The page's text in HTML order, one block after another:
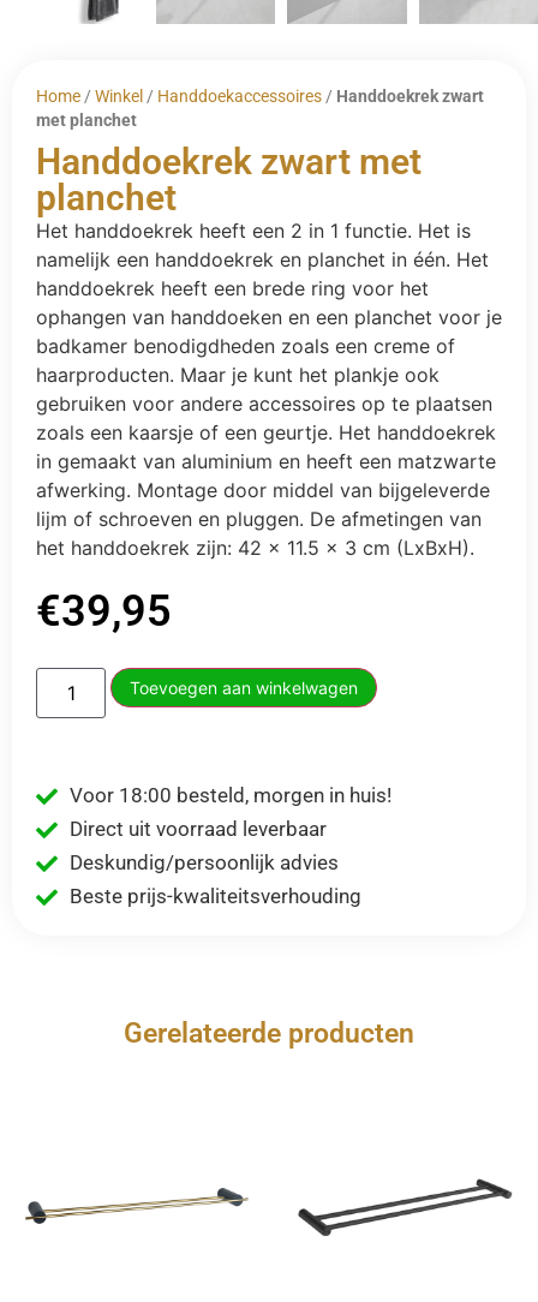
Home / Winkel / Handdoekaccessoires / Handdoekrek zwart
met planchet
Handdoekrek zwart met
planchet
Het handdoekrek heeft een 2 in 1 functie. Het is
namelijk een handdoekrek en planchet in één. Het
handdoekrek heeft een brede ring voor het
ophangen van handdoeken en een planchet voor je
badkamer benodigdheden zoals een creme of
haarproducten. Maar je kunt het plankje ook
gebruiken voor andere accessoires op te plaatsen
zoals een kaarsje of een geurtje. Het handdoekrek
in gemaakt van aluminium en heeft een matzwarte
afwerking. Montage door middel van bijgeleverde
lijm of schroeven en pluggen. De afmetingen van
het handdoekrek zijn: 42 x 11.5 x 3 cm (LxBxH).
€39,95
Toevoegen aan winkelwagen
Voor 18:00 besteld, morgen in huis!
Direct uit voorraad leverbaar
Deskundig/persoonlijk advies
Beste prijs-kwaliteitsverhouding
Gerelateerde producten